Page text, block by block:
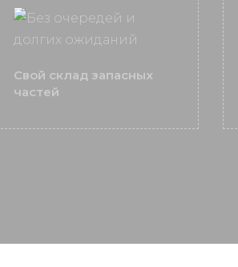
Свой склад запасных
частей